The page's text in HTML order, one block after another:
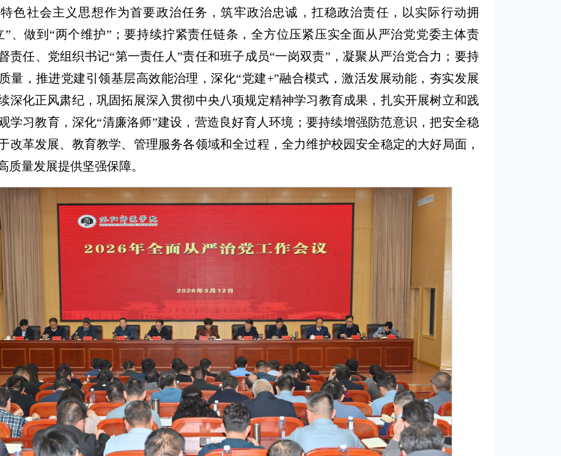
色社会主义思想作为首要政治任务，筑牢政治忠诚，扛稳政治责任，以实际行动拥
”、做到“两个维护”；要持续拧紧责任链条，全方位压紧压实全面从严治党党委主体责
责任、党组织书记“第一责任人”责任和班子成员“一岗双责”，凝聚从严治党合力；要持
量，推进党建引领基层高效能治理，深化“党建+”融合模式，激活发展动能，夯实发展
深化正风肃纪，巩固拓展深入贯彻中央八项规定精神学习教育成果，扎实开展树立和践
学习教育，深化“清廉洛师”建设，营造良好育人环境；要持续增强防范意识，把安全稳
改革发展、教育教学、管理服务各领域和全过程，全力维护校园安全稳定的大好局面，
质量发展提供坚强保障。